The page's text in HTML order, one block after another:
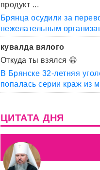
продукт ...
Брянца осудили за
нежелательным
кувалда вялого
Откуда ты взялся 😀
В Брянске 32-летняя
попалась серии краж из
ЦИТАТА ДНЯ